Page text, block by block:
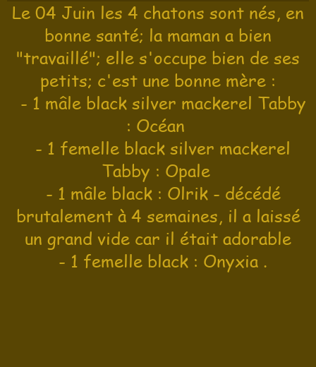
Le 04 Juin les 4 chatons sont nés, en
bonne santé; la maman a bien
"travaillé"; elle s'occupe bien de ses
petits; c'est une bonne mère :
- 1 mâle black silver mackerel Tabby
: Océan
- 1 femelle black silver mackerel
Tabby : Opale
- 1 mâle black : Olrik - décédé
brutalement à 4 semaines, il a laissé
un grand vide car il était adorable
- 1 femelle black : Onyxia .